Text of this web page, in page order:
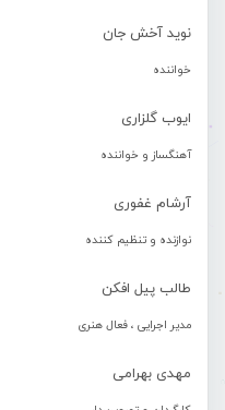
نوید آخش جان
خواننده
ایوب گلزاری
آهنگساز و خواننده
آرشام غفوری
نوازنده و تنظیم کننده
طالب پیل افکن
مدیر اجرایی ، فعال هنری
مهدی بهرامی